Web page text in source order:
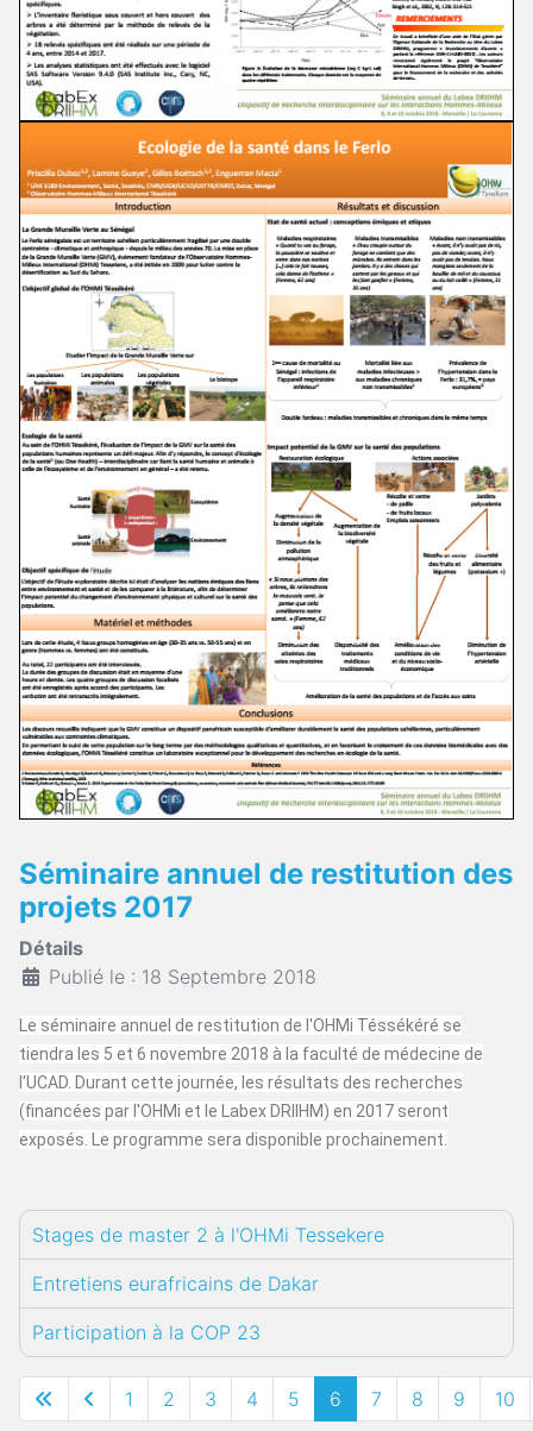
Séminaire annuel de restitution des
projets 2017
Détails
Publié le : 18 Septembre 2018
Le séminaire annuel de restitution de l'OHMi Téssékéré se
tiendra les 5 et 6 novembre 2018 à la faculté de médecine de
l'UCAD. Durant cette journée, les résultats des recherches
(financées par l'OHMi et le Labex DRIIHM) en 2017 seront
exposés. Le programme sera disponible prochainement.
Stages de master 2 à l'OHMi Tessekere
Entretiens eurafricains de Dakar
Participation à la COP 23
1 2 3 4 5 6 7 8 9 10